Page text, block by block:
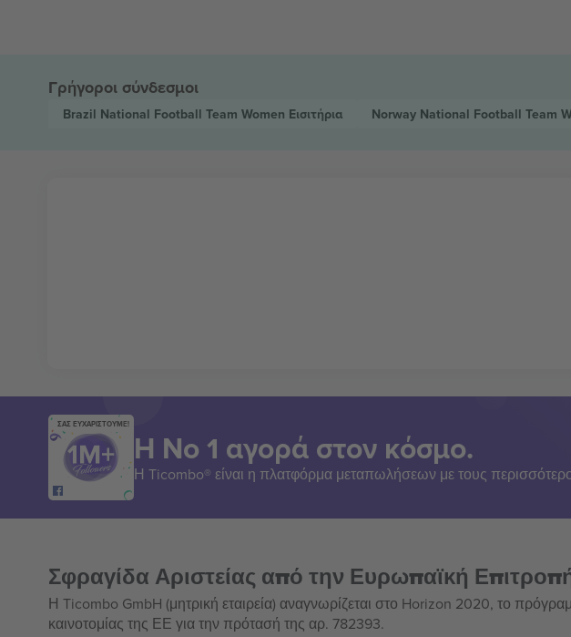
Γρήγοροι σύνδεσμοι
Brazil National Football Team Women Εισιτήρια Norway National Football Team
ΣΑΣ ΕΥΧΑΡΙΣΤΟΥΜΕ!
Η Νο 1 αγορά στον κόσμο.
Η Ticombo® είναι η πλατφόρμα μεταπωλήσεων με τους
Σφραγίδα Αριστείας από την Ευρωπαϊκή
Η Ticombo GmbH (μητρική εταιρεία) αναγνωρίζεται στο Horizon 2020, το
καινοτομίας της ΕΕ για την πρότασή της αρ. 782393.